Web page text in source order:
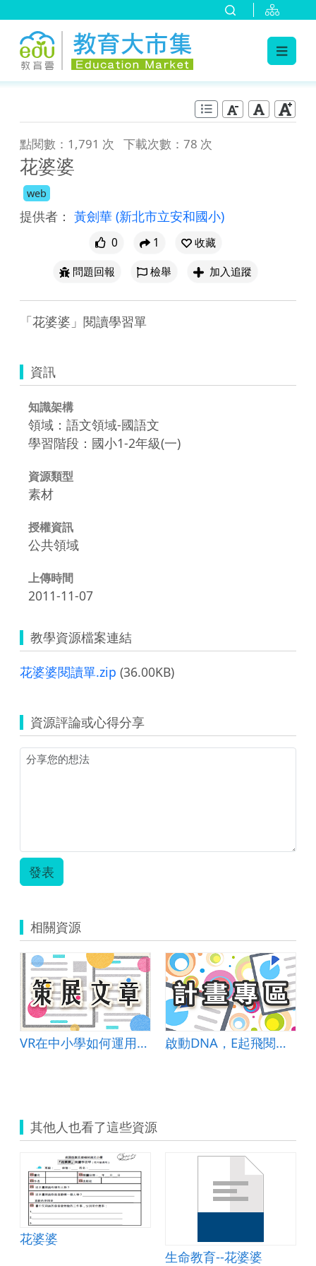
點閱數：1,791 次 下載次數：78 次
花婆婆
web
提供者： 黃劍華 (新北市立安和國小)
0 1
收藏
問題回報
檢舉 加入追蹤
「花婆婆」閱讀學習單
資訊
知識架構
領域：語文領域-國語文
學習階段：國小1-2年級(一)
資源類型
素材
授權資訊
公共領域
上傳時間
2011-11-07
教學資源檔案連結
花婆婆閱讀單.zip (36.00KB)
資源評論或心得分享
發表
相關資源
VR在中小學如何運用才會有效教學 啟動DNA，E起飛閱世界趣
其他人也看了這些資源
花婆婆
生命教育--花婆婆